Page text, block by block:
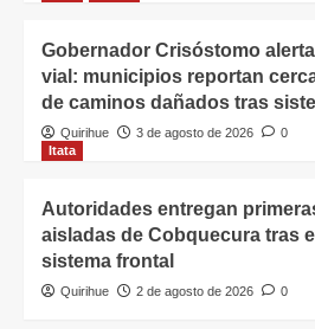
Gobernador Crisóstomo
vial: municipios reportan
de caminos dañados tras
Quirihue 3 de agosto de 2026
0
Itata
Autoridades entregan
aisladas de Cobquecura tras
sistema frontal
Quirihue 2 de agosto de 2026 0